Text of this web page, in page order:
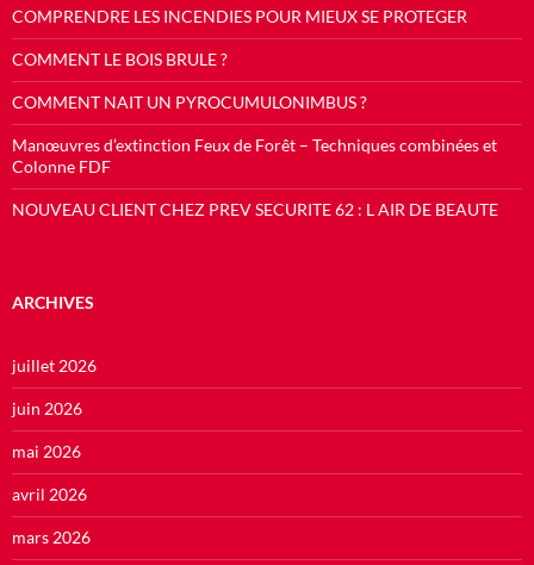
COMPRENDRE LES INCENDIES POUR MIEUX SE PROTEGER
COMMENT LE BOIS BRULE ?
COMMENT NAIT UN PYROCUMULONIMBUS ?
Manœuvres d’extinction Feux de Forêt – Techniques combinées et
Colonne FDF
NOUVEAU CLIENT CHEZ PREV SECURITE 62 : L AIR DE BEAUTE
ARCHIVES
juillet 2026
juin 2026
mai 2026
avril 2026
mars 2026